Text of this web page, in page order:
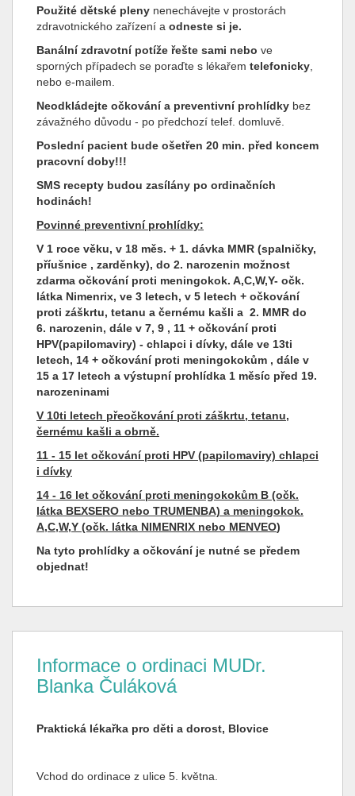
Použité dětské pleny nenechávejte v prostorách
zdravotnického zařízení a odneste si je.
Banální zdravotní potíže řešte sami nebo ve
sporných případech se poraďte s lékařem telefonicky
nebo e-mailem.
Neodkládejte očkování a preventivní prohlídky bez
závažného důvodu - po předchozí telef. domluvě.
Poslední pacient bude ošetřen 20 min. před koncem
pracovní doby!!!
SMS recepty budou zasílány po ordinačních
hodinách!
Povinné preventivní prohlídky:
V 1 roce věku, v 18 měs. + 1. dávka MMR (spalničky,
příušnice , zarděnky), do 2. narozenin možnost
zdarma očkování proti meningokok. A,C,W,Y- očk.
látka Nimenrix, ve 3 letech, v 5 letech + očkování
proti záškrtu, tetanu a černému kašli a 2. MMR do
6. narozenin, dále v 7, 9 , 11 + očkování proti
HPV(papilomaviry) - chlapci i dívky, dále ve 13ti
letech, 14 + očkování proti meningokokům , dále v
15 a 17 letech a výstupní prohlídka 1 měsíc před 19.
narozeninami
V 10ti letech přeočkování proti záškrtu, tetanu,
černému kašli a obrně.
11 - 15 let očkování proti HPV (papilomaviry) chlapci
i dívky
14 - 16 let očkování proti meningokokům B (očk.
látka BEXSERO nebo TRUMENBA) a meningokok.
A,C,W,Y (očk. látka NIMENRIX nebo MENVEO)
Na tyto prohlídky a očkování je nutné se předem
objednat!
Informace o ordinaci MUDr.
Blanka Čuláková
Praktická lékařka pro děti a dorost, Blovice
Vchod do ordinace z ulice 5. května.